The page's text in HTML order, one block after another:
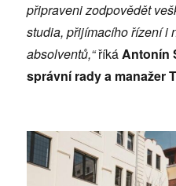
připraveni zodpovědět
studia, přijímacího řízení i
absolventů,“říkáAntonín
správní rady a manažer